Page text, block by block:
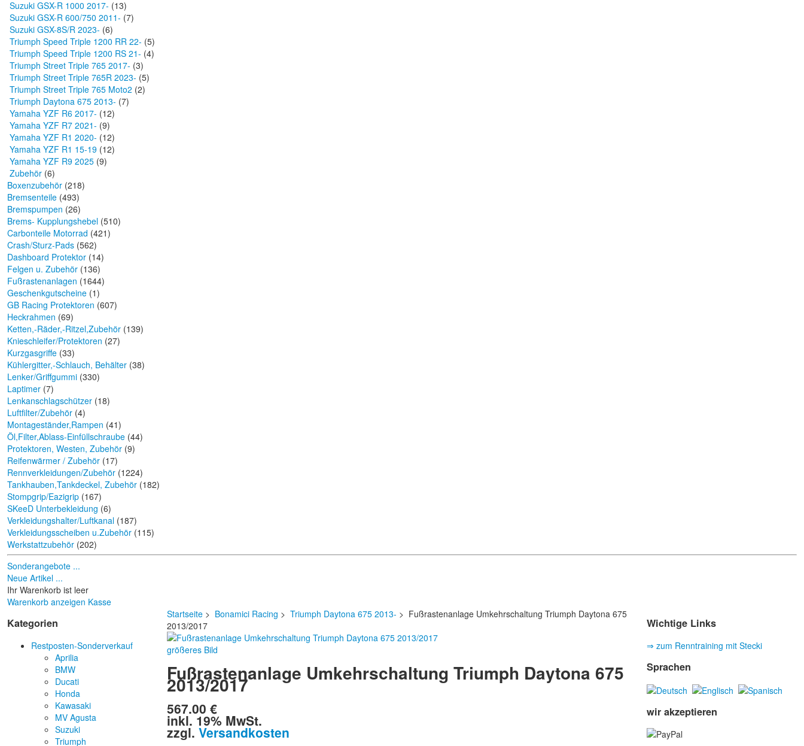
Suzuki GSX-R 1000 2017- (13)
Suzuki GSX-R 600/750 2011- (7)
Suzuki GSX-8S/R 2023- (6)
Triumph Speed Triple 1200 RR 22- (5)
Triumph Speed Triple 1200 RS 21- (4)
Triumph Street Triple 765 2017- (3)
Triumph Street Triple 765R 2023- (5)
Triumph Street Triple 765 Moto2 (2)
Triumph Daytona 675 2013- (7)
Yamaha YZF R6 2017- (12)
Yamaha YZF R7 2021- (9)
Yamaha YZF R1 2020- (12)
Yamaha YZF R1 15-19 (12)
Yamaha YZF R9 2025 (9)
Zubehör (6)
Boxenzubehör (218)
Bremsenteile (493)
Bremspumpen (26)
Brems- Kupplungshebel (510)
Carbonteile Motorrad (421)
Crash/Sturz-Pads (562)
Dashboard Protektor (14)
Felgen u. Zubehör (136)
Fußrastenanlagen (1644)
Geschenkgutscheine (1)
GB Racing Protektoren (607)
Heckrahmen (69)
Ketten,-Räder,-Ritzel,Zubehör (139)
Knieschleifer/Protektoren (27)
Kurzgasgriffe (33)
Kühlergitter,-Schlauch, Behälter (38)
Lenker/Griffgummi (330)
Laptimer (7)
Lenkanschlagschützer (18)
Luftfilter/Zubehör (4)
Montageständer,Rampen (41)
Öl,Filter,Ablass-Einfüllschraube (44)
Protektoren, Westen, Zubehör (9)
Reifenwärmer / Zubehör (17)
Rennverkleidungen/Zubehör (1224)
Tankhauben,Tankdeckel, Zubehör (182)
Stompgrip/Eazigrip (167)
SKeeD Unterbekleidung (6)
Verkleidungshalter/Luftkanal (187)
Verkleidungsscheiben u.Zubehör (115)
Werkstattzubehör (202)
Sonderangebote ...
Neue Artikel ...
Ihr Warenkorb ist leer
Warenkorb anzeigen Kasse
Kategorien
Restposten-Sonderverkauf
Aprilia
BMW
Ducati
Honda
Kawasaki
MV Agusta
Suzuki
Triumph
Startseite > Bonamici Racing >Triumph Daytona 675 2013- > Fußrastenanlage Umkehrschaltung Triumph Daytona 675
2013/2017
größeres Bild
Fußrastenanlage Umkehrschaltung Triumph Daytona 675
2013/2017
567.00 €
inkl. 19% MwSt.
zzgl.Versandkosten
Wichtige Links
⇒ zum Renntraining mit Stecki
Sprachen
wir akzeptieren